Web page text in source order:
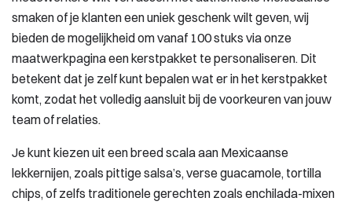
smaken of je klanten een uniek geschenk wilt geven, wij
bieden de mogelijkheid om vanaf 100 stuks via onze
maatwerkpagina een kerstpakket te personaliseren. Dit
betekent dat je zelf kunt bepalen wat er in het kerstpakket
komt, zodat het volledig aansluit bij de voorkeuren van jouw
team of relaties.
Je kunt kiezen uit een breed scala aan Mexicaanse
lekkernijen, zoals pittige salsa’s, verse guacamole, tortilla
chips, of zelfs traditionele gerechten zoals enchilada-mixen